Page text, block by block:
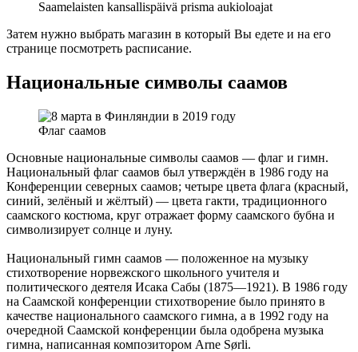
Saamelaisten kansallispäivä prisma aukioloajat
Затем нужно выбрать магазин в который Вы едете и на его
странице посмотреть расписание.
Национальные символы саамов
Флаг саамов
Основные национальные символы саамов — флаг и гимн.
Национальный флаг саамов был утверждён в 1986 году на
Конференции северных саамов; четыре цвета флага (красный,
синий, зелёный и жёлтый) — цвета гакти, традиционного
саамского костюма, круг отражает форму саамского бубна и
символизирует солнце и луну.
Национальный гимн саамов — положенное на музыку
стихотворение норвежского школьного учителя и
политического деятеля Исака Сабы (1875—1921). В 1986 году
на Саамской конференции стихотворение было принято в
качестве национального саамского гимна, а в 1992 году на
очередной Саамской конференции была одобрена музыка
гимна, написанная композитором Arne Sørli.